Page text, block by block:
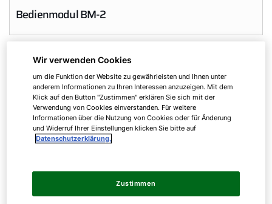
Bedienmodul BM-2
Wir verwenden Cookies
um die Funktion der Website zu gewährleisten und Ihnen unter
anderem Informationen zu Ihren Interessen anzuzeigen. Mit dem
Klick auf den Button "Zustimmen" erklären Sie sich mit der
Verwendung von Cookies einverstanden. Für weitere
Informationen über die Nutzung von Cookies oder für Änderung
und Widerruf Ihrer Einstellungen klicken Sie bitte auf
Datenschutzerklärung.
Zustimmen